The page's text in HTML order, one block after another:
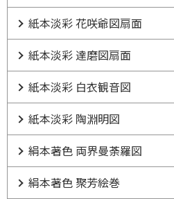
紙本淡彩 花咲爺図扇面
紙本淡彩 達磨図扇面
紙本淡彩 白衣観音図
紙本淡彩 陶淵明図
絹本著色 両界曼荼羅図
絹本著色 聚芳絵巻